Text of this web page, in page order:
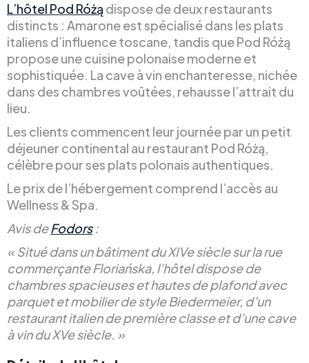
L’hôtel Pod Różą dispose de deux restaurants
distincts : Amarone est spécialisé dans les plats
italiens d’influence toscane, tandis que Pod Różą
propose une cuisine polonaise moderne et
sophistiquée. La cave à vin enchanteresse, nichée
dans des chambres voûtées, rehausse l’attrait du
lieu.
Les clients commencent leur journée par un petit
déjeuner continental au restaurant Pod Różą,
célèbre pour ses plats polonais authentiques.
Le prix de l’hébergement comprend l’accès au
Wellness & Spa.
Avis deFodors :
« Situé dans un bâtiment du XIVe siècle sur la rue
commerçante Floriańska, l’hôtel dispose de
chambres spacieuses et hautes de plafond avec
parquet et mobilier de style Biedermeier, d’un
restaurant italien de première classe et d’une cave
à vin du XVe siècle. »